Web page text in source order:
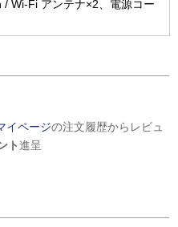
/ Wi-Fi アンテナ×2、電源コー
イページの注文履歴からレビュ
ト進呈